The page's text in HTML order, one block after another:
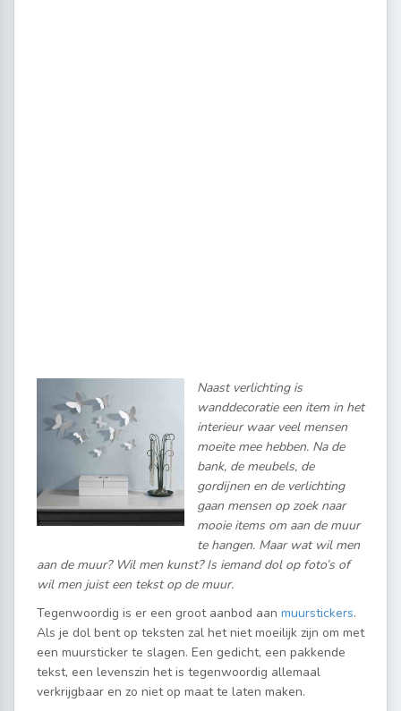
Naast verlichting is
wanddecoratie een item in het
interieur waar veel mensen
moeite mee hebben. Na de
bank, de meubels, de
gordijnen en de verlichting
gaan mensen op zoek naar
mooie items om aan de muur
te hangen. Maar wat wil men
aan de muur? Wil men kunst? Is iemand dol op foto’s of
wil men juist een tekst op de muur.
Tegenwoordig is er een groot aanbod aan muurstickers.
Als je dol bent op teksten zal het niet moeilijk zijn om met
een muursticker te slagen. Een gedicht, een pakkende
tekst, een levenszin het is tegenwoordig allemaal
verkrijgbaar en zo niet op maat te laten maken.